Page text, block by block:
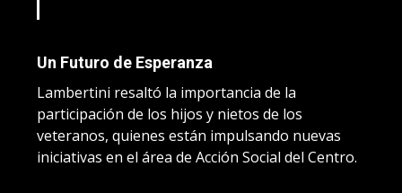
Un Futuro de Esperanza
Lambertini resaltó la importancia de la
participación de los hijos y nietos de los
veteranos, quienes están impulsando nuevas
iniciativas en el área de Acción Social del Centro.